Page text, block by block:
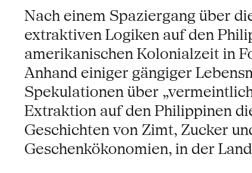
Nach einem Spaziergang über
extraktiven Logiken auf den
amerikanischen Kolonialzeit in
Anhand einiger gängiger
Spekulationen über
Extraktion auf den Philippinen
Geschichten von Zimt, Zucker
Geschenkökonomien, in der